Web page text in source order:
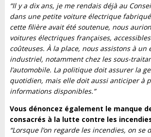
“Il y a dix ans, je me rendais déjà au
dans une petite voiture électrique
cette filière avait été soutenue, nous
voitures électriques françaises,
coûteuses. À la place, nous assistons à un
industriel, notamment chez les sous-
l’automobile. La politique doit assurer la
quotidien, mais elle doit aussi anticiper à
informations disponibles.”
Vous dénoncez également le manque
consacrés à la lutte contre les
“Lorsque l’on regarde les incendies, on se